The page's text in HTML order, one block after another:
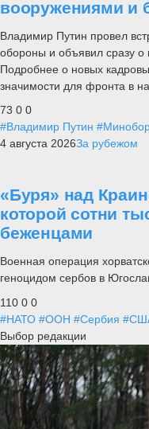
вооружениями и
Владимир Путин провел
обороны и объявил сразу о
Подробнее о новых
значимости для фронта в
73 0 0
#Владимир Путин
4 августа 2026За рубежом
«Буря» над
которой сотни
беженцами
Военная операция
геноцидом сербов в
110 0 0
#НАТО #ООН #Сербия
Выбор редакции